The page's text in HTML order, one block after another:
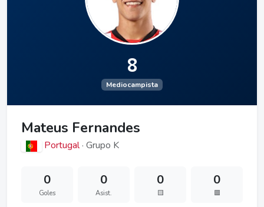
8
Mediocampista
Mateus Fernandes
Portugal· Grupo K
0
Goles
0
Asist.
0
🟨
0
🟥